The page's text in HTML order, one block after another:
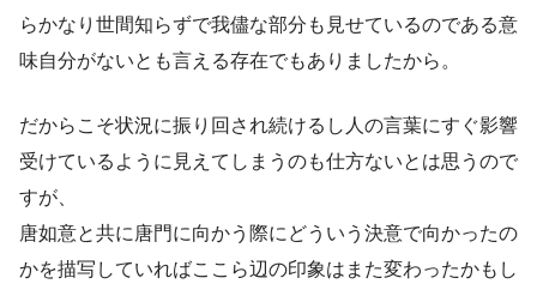
らかなり世間知らずで我儘な部分も見せているのである意
味自分がないとも言える存在でもありましたから。
だからこそ状況に振り回され続けるし人の言葉にすぐ影響
受けているように見えてしまうのも仕方ないとは思うので
すが、
唐如意と共に唐門に向かう際にどういう決意で向かったの
かを描写していればここら辺の印象はまた変わったかもし